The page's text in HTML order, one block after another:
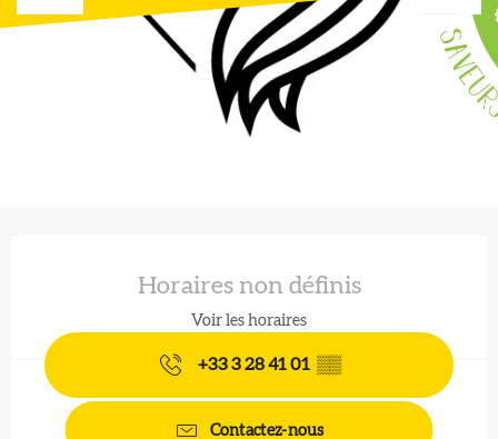
Horaires non définis
Voir les horaires
+33 3 28 41 01 ▒▒
Contactez-nous